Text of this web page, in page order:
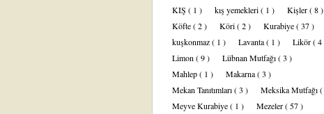
KIŞ ( 1 ) kış yemekleri( 1 ) Kişler( 8 )
Köfte( 2 ) Köri( 2 ) Kurabiye( 37 )
kuşkonmaz( 1 ) Lavanta( 1 ) Likör( 4
Limon ( 9 ) Lübnan Mutfağı( 3 )
Mahlep( 1 ) Makarna( 3 )
Mekan Tanıtımları( 3 ) Meksika Mutfağı
Meyve Kurabiye( 1 ) Mezeler( 57 )